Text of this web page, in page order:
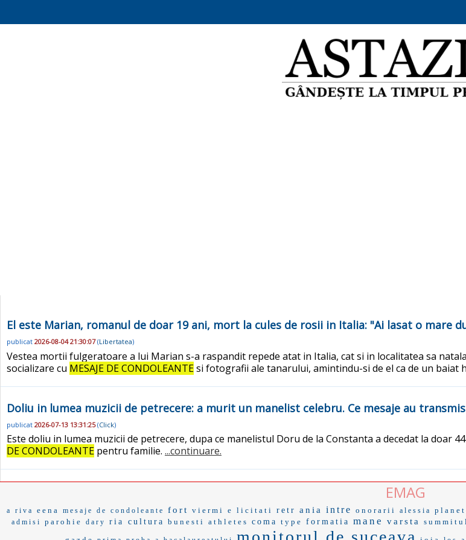
El este Marian, romanul de doar 19 ani, mort la cules de rosii in Italia: "Ai lasat o mare
publicat 2026-08-04 21:30:07(Libertatea)
Vestea mortii fulgeratoare a lui Marian s-a raspandit repede atat in Italia, cat si in localitatea sa
socializare cu MESAJE DE CONDOLEANTEsi fotografii ale tanarului, amintindu-si de el ca de un
Doliu in lumea muzicii de petrecere: a murit un manelist celebru. Ce mesaje au
publicat 2026-07-13 13:31:25(Click)
Este doliu in lumea muzicii de petrecere, dupa ce manelistul Doru de la Constanta a decedat la doar
DE CONDOLEANTE pentru familie. ...continuare.
EMAG
a riva eena mesaje de condoleante fort viermi e licitati retr ania intre onorarii alessia
admisi
parohie dary ria cultura bunesti athletes coma type formatia mane varsta